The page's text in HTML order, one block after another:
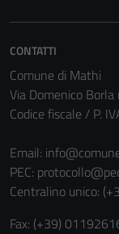
CONTATTI
Comune di Mathi
Via Domenico
Codice fiscale / P.
Email:
PEC:
Centralino unico:
Fax: (+39)